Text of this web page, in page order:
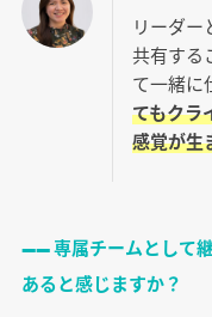
リーダー
共有する
て一緒に
てもクラ
感覚が生
―― 専属チームとして
あると感じますか？